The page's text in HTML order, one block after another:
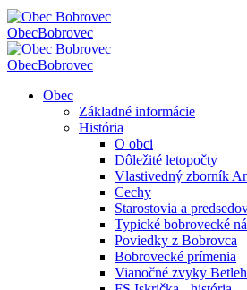
ObecBobrovec
ObecBobrovec
Obec
Základné informácie
História
O obci
Dôležité letopočty
Vlastivedný zborník
Cechy
Starostovia a
Typické bobrovecké
Poviedky z Bobrovca
Bobrovecké prímenia
Vianočné zvyky